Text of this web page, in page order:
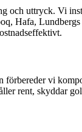
och uttryck. Vi
Hafa,
förbereder vi
rent, skyddar